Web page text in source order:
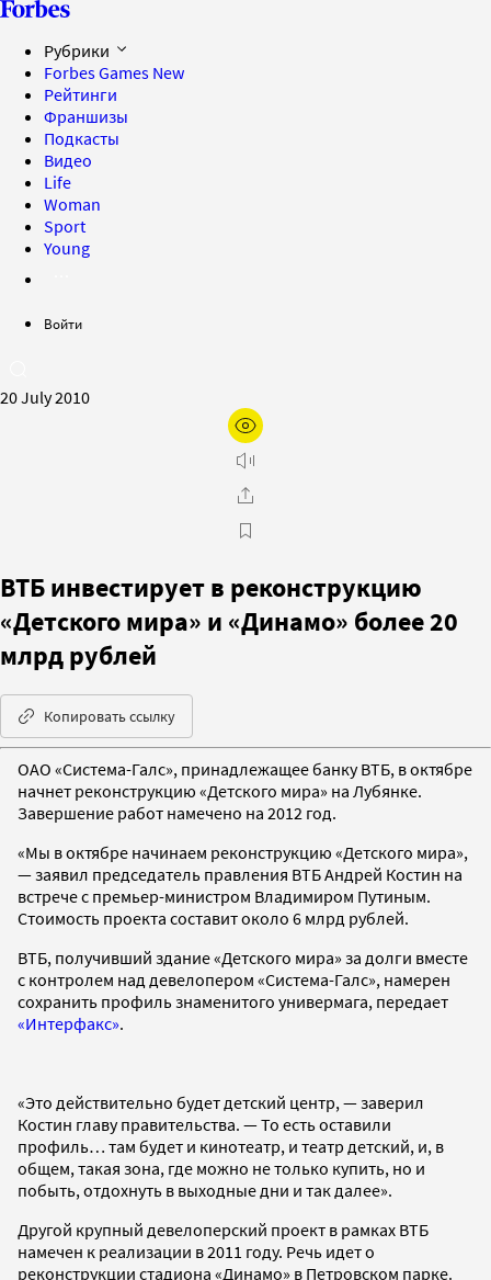
Рубрики
Forbes Games New
Рейтинги
Франшизы
Подкасты
Видео
Life
Woman
Sport
Young
Войти
20 July 2010
ВТБ инвестирует в реконструкцию
«Детского мира» и «Динамо» более 20
млрд рублей
Копировать ссылку
ОАО «Система-Галс», принадлежащее банку ВТБ, в октябре
начнет реконструкцию «Детского мира» на Лубянке.
Завершение работ намечено на 2012 год.
«Мы в октябре начинаем реконструкцию «Детского мира»,
— заявил председатель правления ВТБ Андрей Костин на
встрече с премьер-министром Владимиром Путиным.
Стоимость проекта составит около 6 млрд рублей.
ВТБ, получивший здание «Детского мира» за долги вместе
с контролем над девелопером «Система-Галс», намерен
сохранить профиль знаменитого универмага, передает
«Интерфакс».
«Это действительно будет детский центр, — заверил
Костин главу правительства. — То есть оставили
профиль… там будет и кинотеатр, и театр детский, и, в
общем, такая зона, где можно не только купить, но и
побыть, отдохнуть в выходные дни и так далее».
Другой крупный девелоперский проект в рамках ВТБ
намечен к реализации в 2011 году. Речь идет о
реконструкции стадиона «Динамо» в Петровском парке.